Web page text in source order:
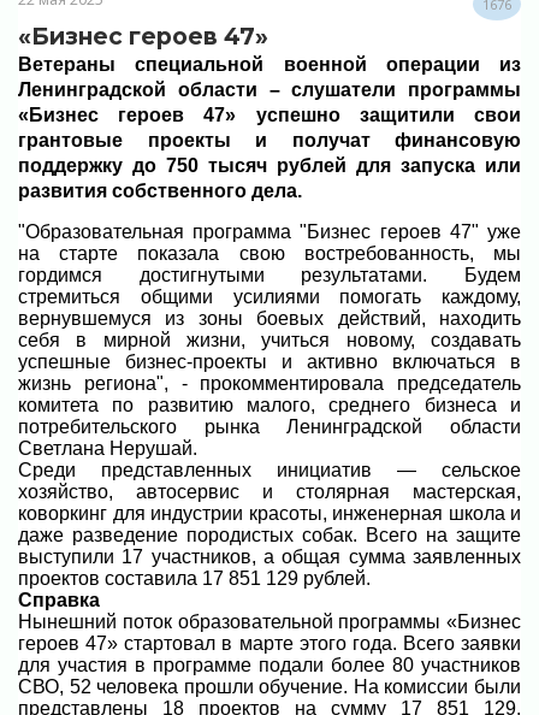
1676
«Бизнес героев 47»
Ветераны специальной военной операции из
Ленинградской области – слушатели программы
«Бизнес героев 47» успешно защитили свои
грантовые проекты и получат финансовую
поддержку до 750 тысяч рублей для запуска или
развития собственного дела.
"Образовательная программа "Бизнес героев 47" уже
на старте показала свою востребованность, мы
гордимся достигнутыми результатами. Будем
стремиться общими усилиями помогать каждому,
вернувшемуся из зоны боевых действий, находить
себя в мирной жизни, учиться новому, создавать
успешные бизнес-проекты и активно включаться в
жизнь региона", - прокомментировала председатель
комитета по развитию малого, среднего бизнеса и
потребительского рынка Ленинградской области
Светлана Нерушай.
Среди представленных инициатив — сельское
хозяйство, автосервис и столярная мастерская,
коворкинг для индустрии красоты, инженерная школа и
даже разведение породистых собак. Всего на защите
выступили 17 участников, а общая сумма заявленных
проектов составила 17 851 129 рублей.
Справка
Нынешний поток образовательной программы «Бизнес
героев 47» стартовал в марте этого года. Всего заявки
для участия в программе подали более 80 участников
СВО, 52 человека прошли обучение. На комиссии были
представлены 18 проектов на сумму 17 851 129.